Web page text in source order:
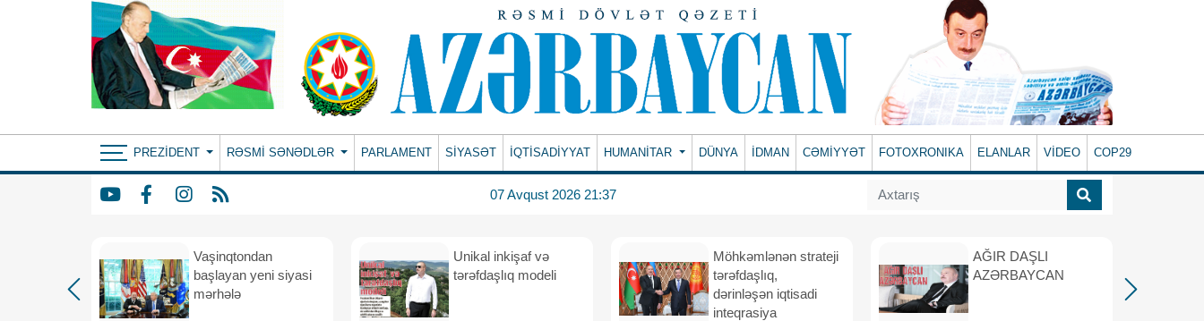
PREZIDENT RƏSMI SƏNƏDLƏR PARLAMENT SİYASƏT İQTİSADİYYAT HUMANITAR DÜNYA İDMAN CƏMİYYƏT FOTOXRONIKA ELANLAR VİDEO COP29
07 Avqust 2026 21:37
Vaşinqtondan
başlayan yeni siyasi
mərhələ
Unikal inkişaf və
tərəfdaşlıq modeli
Möhkəmlənən strateji
tərəfdaşlıq,
dərinləşən iqtisadi
inteqrasiya
AĞIR DAŞLI
AZƏRBAYCAN